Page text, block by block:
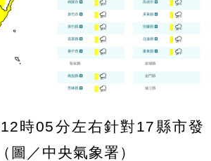
時05分左右針對17縣市發
圖／中央氣象署）